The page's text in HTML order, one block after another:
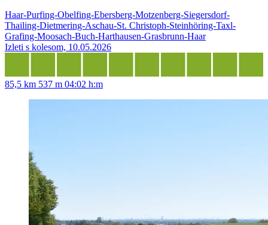
Haar-Purfing-Obelfing-Ebersberg-Motzenberg-Siegersdorf-
Thailing-Dietmering-Aschau-St. Christoph-Steinhöring-Taxl-
Grafing-Moosach-Buch-Harthausen-Grasbrunn-Haar
Izleti s kolesom, 10.05.2026
85,5 km 537 m 04:02 h:m